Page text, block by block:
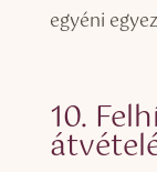
egyéni
10.